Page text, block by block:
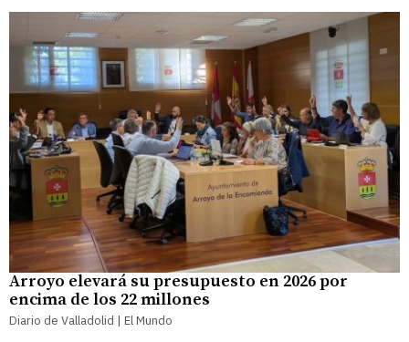
Arroyo elevará su presupuesto en 2026 por
encima de los 22 millones
Diario de Valladolid | El Mundo